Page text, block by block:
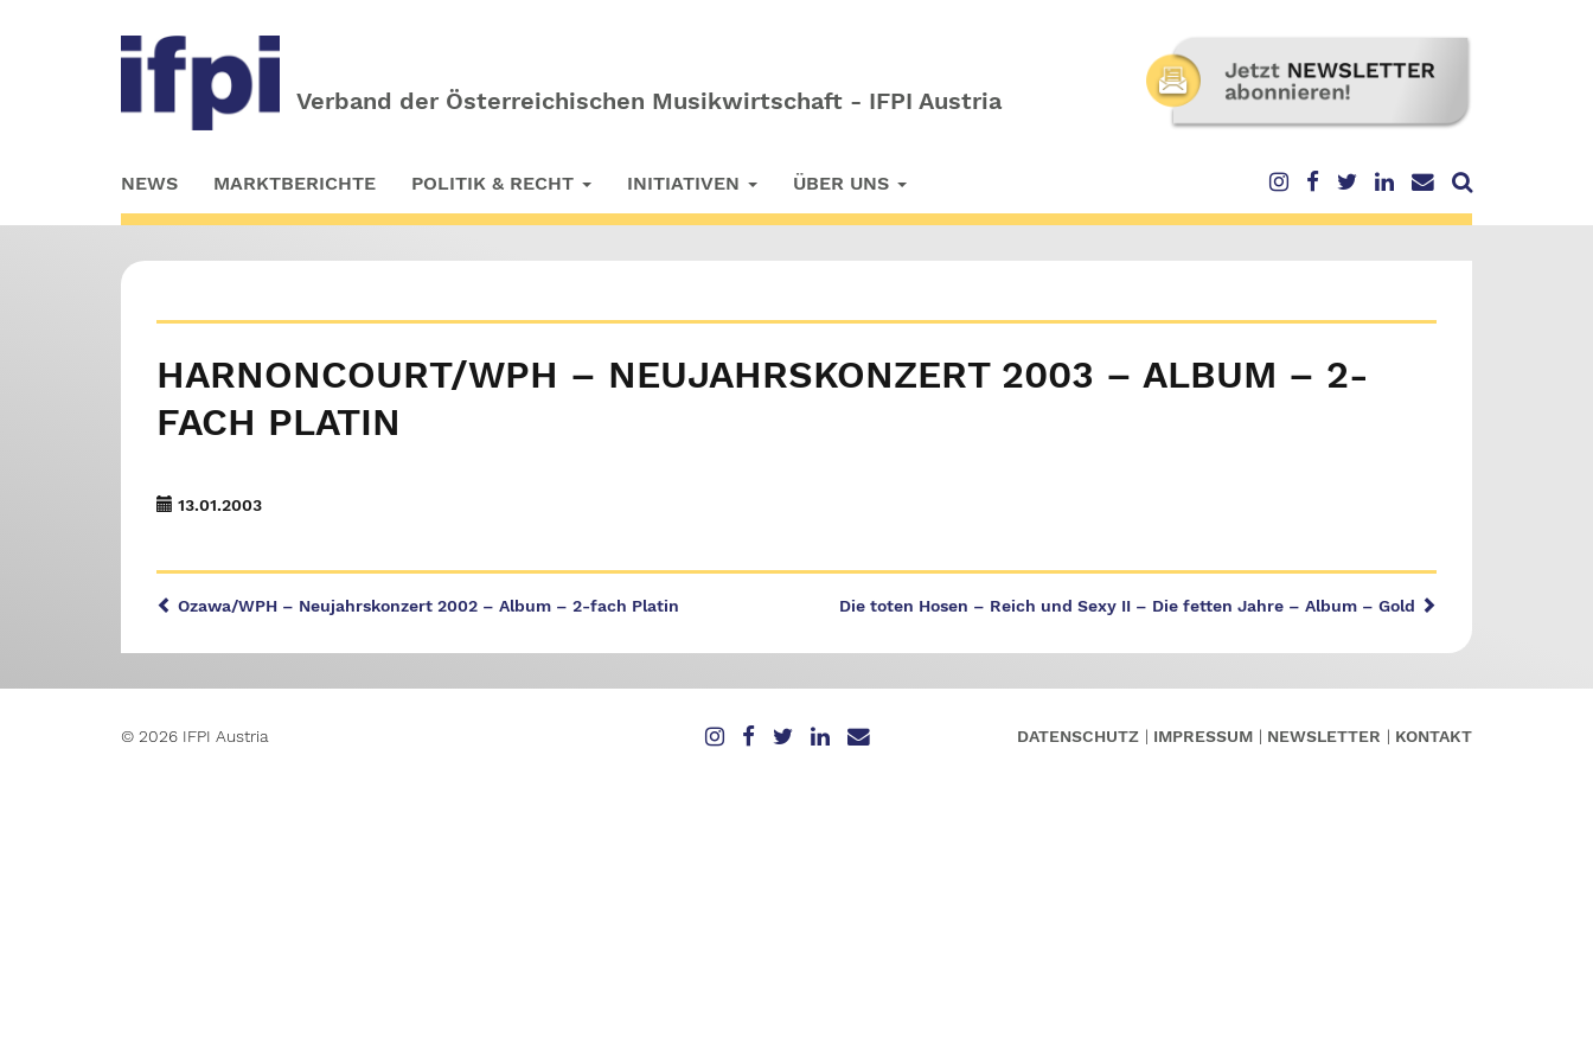
Verband der Österreichischen Musikwirtschaft - IFPI Austria
to
main
NEWS MARKTBERICHTE POLITIK & RECHT INITIATIVEN ÜBER UNS
HARNONCOURT/WPH – NEUJAHRSKONZERT 2003 – ALBUM – 2-
FACH PLATIN
13.01.2003
Die toten Hosen – Reich und Sexy II – Die fetten Jahre – Album – Gold
Ozawa/WPH – Neujahrskonzert 2002 – Album – 2-fach Platin
© 2026 IFPI Austria DATENSCHUTZ IMPRESSUM NEWSLETTER KONTAKT